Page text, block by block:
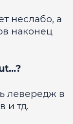
неслабо, а
наконец
левередж в
и тд.